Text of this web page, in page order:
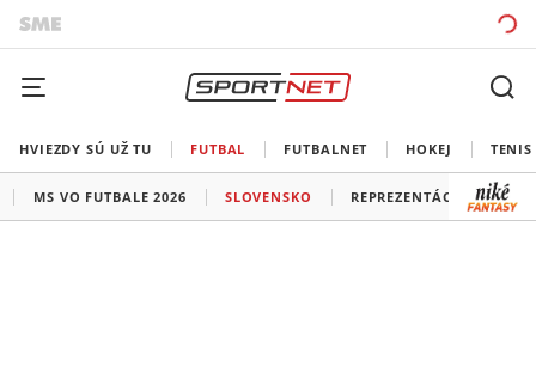
HVIEZDY SÚ UŽ TU FUTBAL FUTBALNET HOKEJ TENIS
MS VO FUTBALE 2026 SLOVENSKO REPREZENTÁCIE